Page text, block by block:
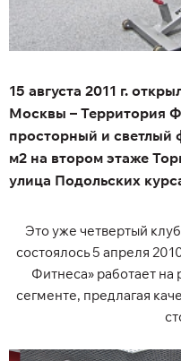
15 августа 2011 г.
Москвы – Территория
просторный и светлый
м2 на втором этаже
улица Подольских
Это уже четвертый
состоялось 5 апреля
Фитнеса» работает на
сегменте, предлагая